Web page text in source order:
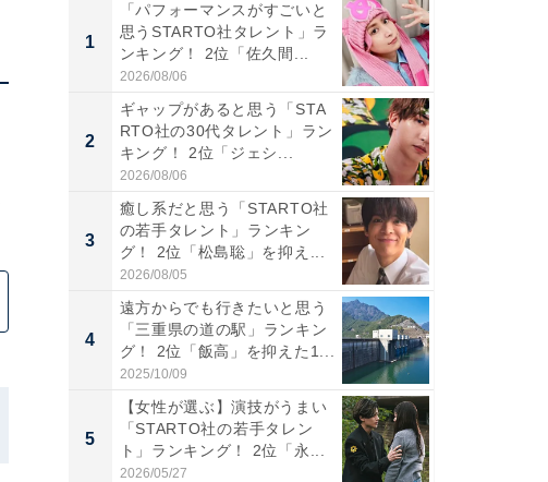
1
「パフォーマンスがすごいと
思うSTARTO社タレント」ラ
ンキング！ 2位「佐久間...
2026/08/06
2
ギャップがあると思う「STA
RTO社の30代タレント」ラン
キング！ 2位「ジェシ...
2026/08/06
3
癒し系だと思う「STARTO社
の若手タレント」ランキン
グ！ 2位「松島聡」を抑え...
2026/08/05
4
遠方からでも行きたいと思う
「三重県の道の駅」ランキン
グ！ 2位「飯高」を抑えた1...
2025/10/09
5
【女性が選ぶ】演技がうまい
「STARTO社の若手タレン
ト」ランキング！ 2位「永...
2026/05/27